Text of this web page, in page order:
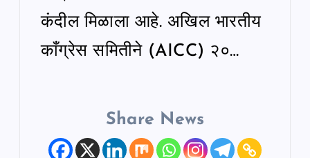
कंदील मिळाला आहे. अखिल भारतीय
काँग्रेस समितीने (AICC) २०…
Share News